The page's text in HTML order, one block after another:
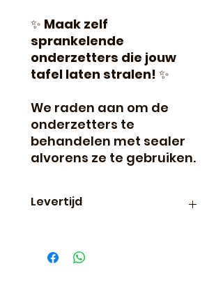
✨ Maak zelf
sprankelende
onderzetters die jouw
tafel laten stralen! ✨
We raden aan om de
onderzetters te
behandelen met sealer
alvorens ze te gebruiken.
Levertijd
vaak de volgende dag al in
huis!